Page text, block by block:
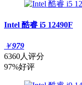
Intel 酷睿 i5 12490F
￥979
6360人评分
97%好评